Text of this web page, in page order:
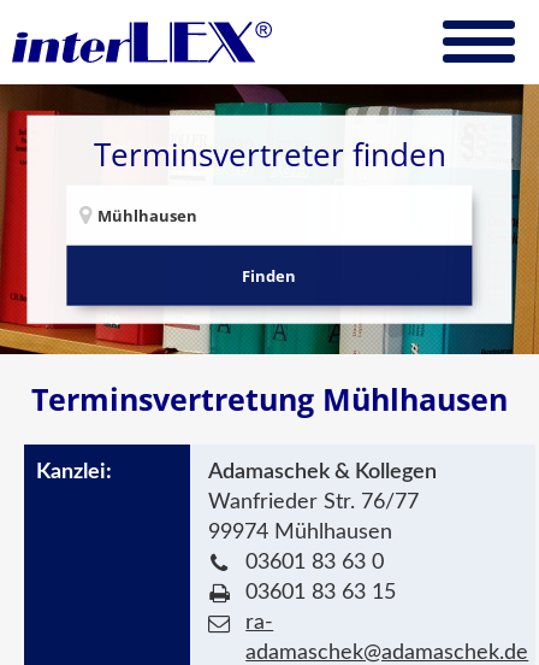
Terminsvertreter finden
Finden
Terminsvertretung Mühlhausen
Adamaschek & Kollegen
Wanfrieder Str. 76/77
99974 Mühlhausen
03601 83 63 0
03601 83 63 15
ra-
adamaschek@adamaschek.de